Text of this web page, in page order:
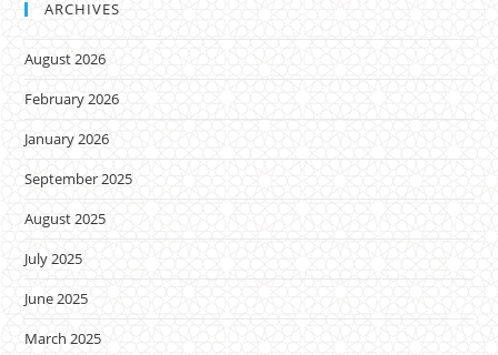
ARCHIVES
August 2026
February 2026
January 2026
September 2025
August 2025
July 2025
June 2025
March 2025